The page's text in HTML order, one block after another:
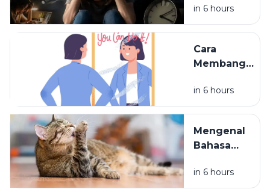
Memengaruhi
Kondisi
in 6 hours
Cara
Membangun
Percaya Diri
Secara
in 6 hours
Mengenal
Bahasa
Kucing
dan
in 6 hours